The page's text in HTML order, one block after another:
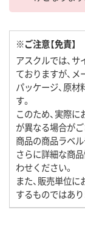
※ご注意【免責】
アスクルでは、
ておりますが、メ
パッケージ、原材
す。
このため、実際
が異なる場合が
商品の商品ラベ
さらに詳細な商
わせください。
また、販売単位に
するものではあ